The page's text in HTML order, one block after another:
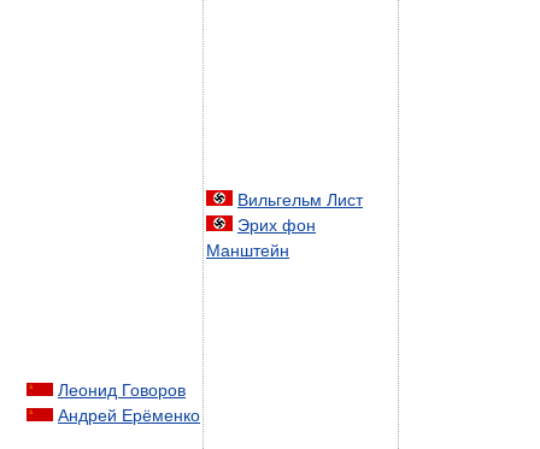
Леонид Говоров
Андрей Ерёменко
Вильгельм Лист
Эрих фон
Манштейн